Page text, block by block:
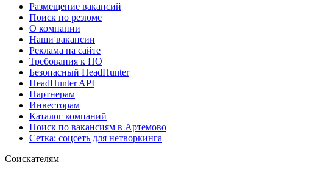
Размещение вакансий
Поиск по резюме
О компании
Наши вакансии
Реклама на сайте
Требования к ПО
Безопасный HeadHunter
HeadHunter API
Партнерам
Инвесторам
Каталог компаний
Поиск по вакансиям в Артемово
Сетка: соцсеть для нетворкинга
Соискателям